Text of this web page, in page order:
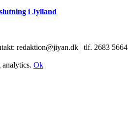
i Jylland
redaktion@jiyan.dk | tlf. 2683 5664
analytics. Ok